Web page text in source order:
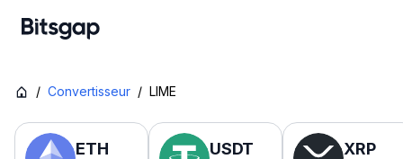
/ Convertisseur / LIME
ETH USDT XRP